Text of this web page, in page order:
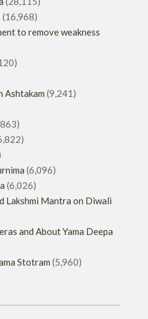
(16,968)
to remove weakness
Ashtakam (9,241)
(6,096)
(6,026)
Lakshmi Mantra on Diwali
and About Yama Deepa
Stotram (5,960)